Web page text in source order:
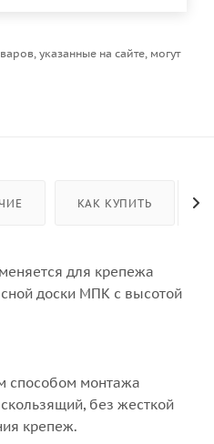
указанные на сайте, могут
КАК КУПИТЬ
для крепежа
доски МПК с высотой
способом монтажа
без жесткой
крепеж.